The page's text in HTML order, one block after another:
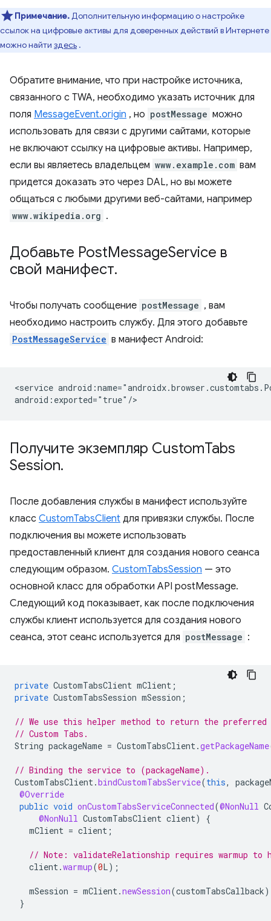
Примечание.Дополнительную информацию о настройке
ссылок на цифровые активы для доверенных действий в Интернете
можно найти здесь .
Обратите внимание, что при настройке источника,
связанного с TWA, необходимо указать источник для
поля MessageEvent.origin , но postMessage можно
использовать для связи с другими сайтами, которые
не включают ссылку на цифровые активы. Например,
если вы являетесь владельцем www.example.com вам
придется доказать это через DAL, но вы можете
общаться с любыми другими веб-сайтами, например
www.wikipedia.org .
Добавьте PostMessageService в
свой манифест.
Чтобы получать сообщение postMessage , вам
необходимо настроить службу. Для этого добавьте
PostMessageService в манифест Android:
<service
Получите экземпляр CustomTabs
Session.
После добавления службы в манифест используйте
класс CustomTabsClient для привязки службы. После
подключения вы можете использовать
предоставленный клиент для создания нового сеанса
следующим образом. CustomTabsSession — это
основной класс для обработки API postMessage.
Следующий код показывает, как после подключения
службы клиент используется для создания нового
сеанса, этот сеанс используется для postMessage :
private CustomTabsClient mClient ;
private CustomTabsSession mSession ;
// We use this helper method to return the preferred
// Custom Tabs.
String packageName = CustomTabsClient.getPackageName
// Binding the service to (packageName).
CustomTabsClient.bindCustomTabsService(this,
@Override
public void onCustomTabsServiceConnected(@NonNull
@NonNull CustomTabsClient client)
{
mClient = client ;
// Note: validateRelationship requires warmup to
client.warmup(0L);
mSession = mClient.newSession(customTabsCallback
}